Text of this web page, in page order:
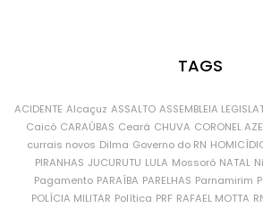
TAGS
ACIDENTE Alcaçuz ASSALTO ASSEMBLEIA
Caicó CARAÚBAS Ceará CHUVA CORONEL
currais novos Dilma Governo do RN
PIRANHAS JUCURUTU LULA Mossoró NATAL
Pagamento PARAÍBA PARELHAS Parnamirim
POLÍCIA MILITAR Política PRF RAFAEL MOTTA